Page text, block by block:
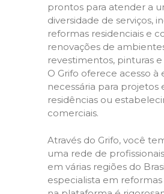
prontos para atender a
diversidade de serviços,
reformas residenciais e
renovações de
revestimentos, pinturas
O Grifo oferece acesso à
necessária para projetos
residências ou
comerciais.
Através do Grifo, você
uma rede de
em várias regiões do
especialista em